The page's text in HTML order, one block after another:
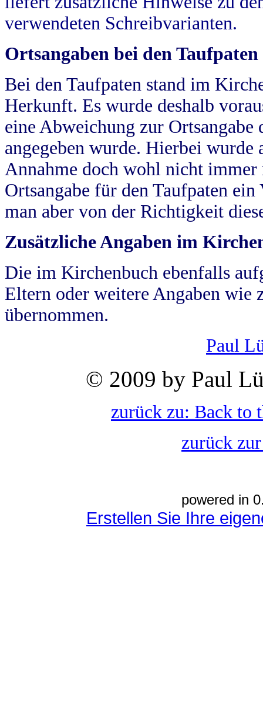
verwendeten Schreibvarianten.
Ortsangaben bei den Taufpaten
Bei den Taufpaten stand im
Herkunft. Es wurde deshalb
eine Abweichung zur
angegeben wurde. Hierbei wurde
Annahme doch wohl nicht
Ortsangabe für den Taufpaten
man aber von der Richtigkeit
Zusätzliche Angaben im
Die im Kirchenbuch ebenfalls
Eltern oder weitere Angaben wie
übernommen.
Paul
© 2009 by Paul
zurück zu: Back to
zurück
powered in
Erstellen Sie Ihre